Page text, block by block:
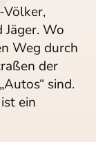
Völker,
Wo
Weg durch
der
sind.
ein